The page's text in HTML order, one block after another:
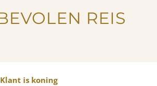
REIS
Klant is koning